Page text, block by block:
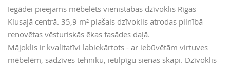
Iegādei pieejams mēbelēts vienistabas dzīvoklis Rīgas
Klusajā centrā. 35,9 m² plašais dzīvoklis atrodas pilnībā
renovētas vēsturiskās ēkas fasādes daļā.
Mājoklis ir kvalitatīvi labiekārtots - ar iebūvētām virtuves
mēbelēm, sadzīves tehniku, ietilpīgu sienas skapi. Dzīvoklis